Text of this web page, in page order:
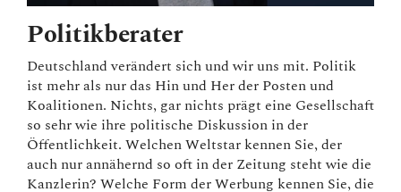
Politikberater
Deutschland verändert sich und wir uns mit. Politik
ist mehr als nur das Hin und Her der Posten und
Koalitionen. Nichts, gar nichts prägt eine Gesellschaft
so sehr wie ihre politische Diskussion in der
Öffentlichkeit. Welchen Weltstar kennen Sie, der
auch nur annähernd so oft in der Zeitung steht wie die
Kanzlerin? Welche Form der Werbung kennen Sie, die